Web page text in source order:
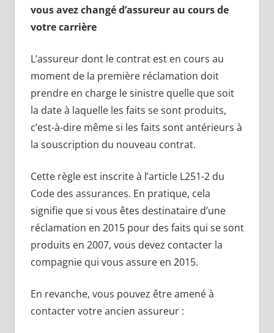
vous avez changé d’assureur au cours de
votre carrière
L’assureur dont le contrat est en cours au
moment de la première réclamation doit
prendre en charge le sinistre quelle que soit
la date à laquelle les faits se sont produits,
c’est-à-dire même si les faits sont antérieurs à
la souscription du nouveau contrat.
Cette règle est inscrite à l’article L251-2 du
Code des assurances. En pratique, cela
signifie que si vous êtes destinataire d’une
réclamation en 2015 pour des faits qui se sont
produits en 2007, vous devez contacter la
compagnie qui vous assure en 2015.
En revanche, vous pouvez être amené à
contacter votre ancien assureur :